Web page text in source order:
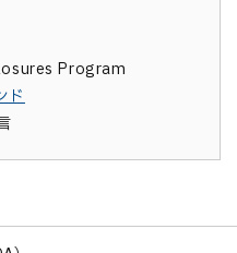
Program
ド